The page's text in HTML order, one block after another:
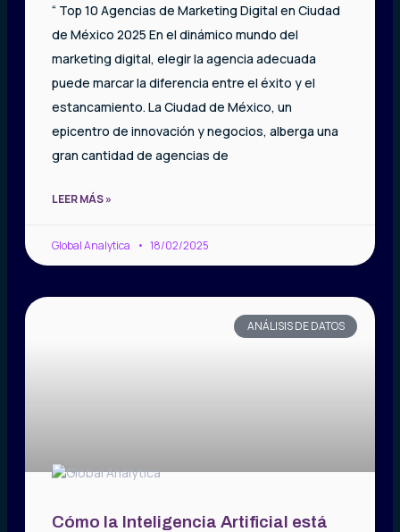
“ Top 10 Agencias de Marketing Digital en Ciudad
de México 2025 En el dinámico mundo del
marketing digital, elegir la agencia adecuada
puede marcar la diferencia entre el éxito y el
estancamiento. La Ciudad de México, un
epicentro de innovación y negocios, alberga una
gran cantidad de agencias de
LEER MÁS »
Global Analytica 18/02/2025
ANÁLISIS DE DATOS
Cómo la Inteligencia Artificial está